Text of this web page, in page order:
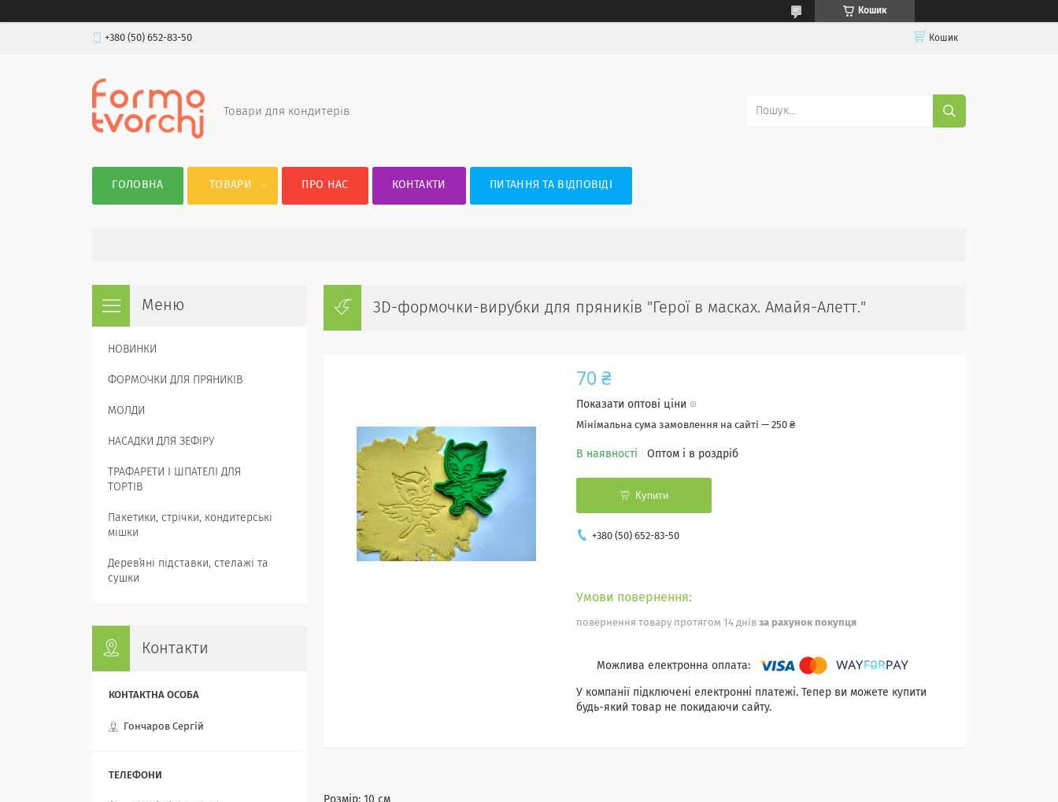
Кошик
+380 (50) 652-83-50 Кошик
Товари для кондитерів
ГОЛОВНА ТОВАРИ ПРО НАС КОНТАКТИ ПИТАННЯ ТА ВІДПОВІДІ
3D-формочки-вирубки для пряників "Герої в масках. Амайя-Алетт."
70 ₴
Показати оптові ціни
Мінімальна сума замовлення на сайті — 250 ₴
В наявності Оптом і в роздріб
Купити
+380 (50) 652-83-50
повернення товару протягом 14 днів за рахунок покупця
У компанії підключені електронні платежі. Тепер ви можете купити
будь-який товар не покидаючи сайту.
НОВИНКИ
ФОРМОЧКИ ДЛЯ ПРЯНИКІВ
МОЛДИ
НАСАДКИ ДЛЯ ЗЕФІРУ
ТРАФАРЕТИ І ШПАТЕЛІ ДЛЯ
ТОРТІВ
Пакетики, стрічки, кондитерські
мішки
Деревʼяні підставки, стелажі та
сушки
Контакти
Гончаров Сергій